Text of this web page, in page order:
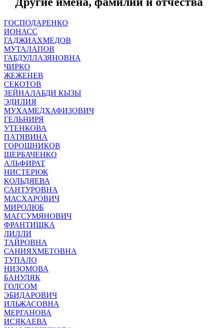
ГОСПОДАРЕНКО
ИОНАСС
ГАДЖИАХМЕДОВ
МУТАЛАПОВ
ГАБДУЛЛАЗЯНОВНА
ЧИРКО
ЖЕЖЕНЕВ
СЕКОТОВ
ЗЕЙНАЛАБДИ КЫЗЫ
ЭДИЛИЯ
МУХАМЕДХАФИЗОВИЧ
ГЕЛЬНИРЯ
УТЕНКОВА
ПАТЯВИНА
ГОРОШНИКОВ
ЩЕРБАЧЕНКО
АЛЬФИРАТ
НИСТЕРЮК
КОЛЬДЯЕВА
САНТУРОВНА
МАСХАРОВИЧ
МИРОЛЮБ
МАГСУМЯНОВИЧ
ФРАНТИШКА
ЛИЛЛИ
ТАЙРОВНА
САНИЯХМЕТОВНА
ТУПАЛО
НИЗОМОВА
БАНУЛЯК
ГОЛСОМ
ЭБИДАРОВИЧ
ИЛЬЖАСОВНА
МЕРГАНОВА
ИСЯКАЕВА